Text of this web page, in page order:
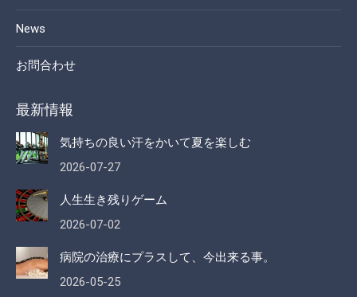
News
お問合わせ
最新情報
気持ちの良い汗をかいて夏を楽しむ
2026-07-27
人生生き残りゲーム
2026-07-02
病院の治療にプラスして、今出来る事。
2026-05-25